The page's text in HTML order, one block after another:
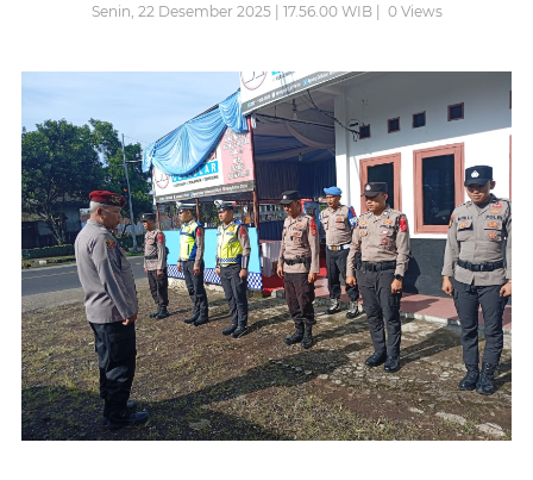
Senin, 22 Desember 2025 | 17.56.00 WIB | 0Views